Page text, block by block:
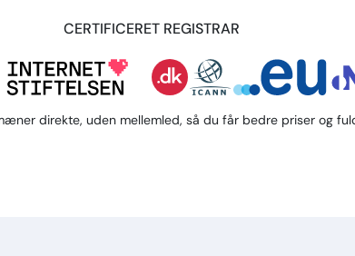
CERTIFICERET REGISTRAR
direkte, uden mellemled, så du får bedre priser og